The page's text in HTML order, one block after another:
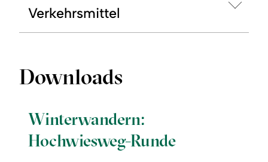
Verkehrsmittel
Downloads
Winterwandern:
Hochwiesweg-Runde